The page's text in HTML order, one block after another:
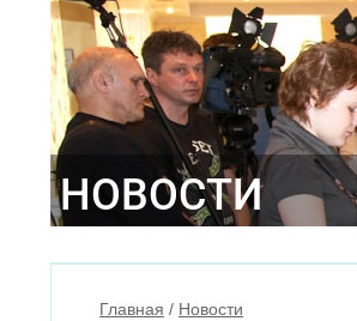
НОВОСТИ
Главная / Новости